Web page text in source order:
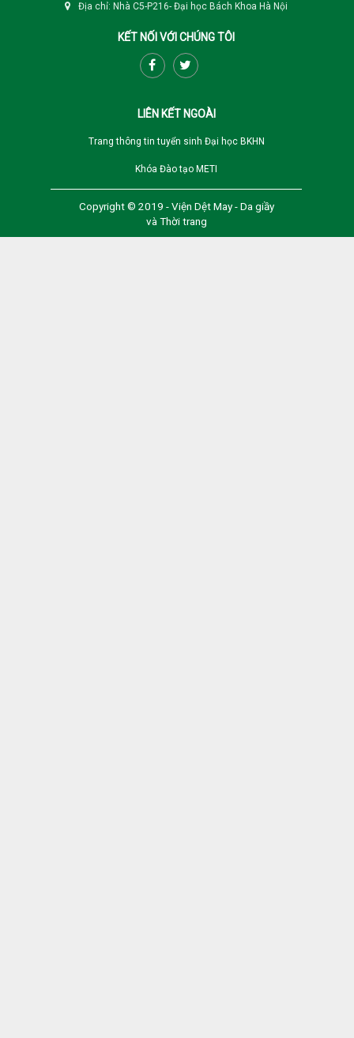
Địa chỉ: Nhà C5-P216- Đại học Bách Khoa Hà Nội
KẾT NỐI VỚI CHÚNG TÔI
LIÊN KẾT NGOÀI
Trang thông tin tuyển sinh Đại học BKHN
Khóa Đào tạo METI
Copyright © 2019 - Viện Dệt May - Da giầy
và Thời trang